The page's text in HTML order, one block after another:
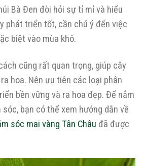
Bà Đen đòi hỏi sự tỉ mỉ và hiểu
phát triển tốt, cần chú ý đến việc
biệt vào mùa khô.
cũng rất quan trọng, giúp cây
hoa. Nên ưu tiên các loại phân
bền vững và ra hoa đẹp. Để nắm
bạn có thể xem hướng dẫn về
sóc mai vàng Tân Châu đã được